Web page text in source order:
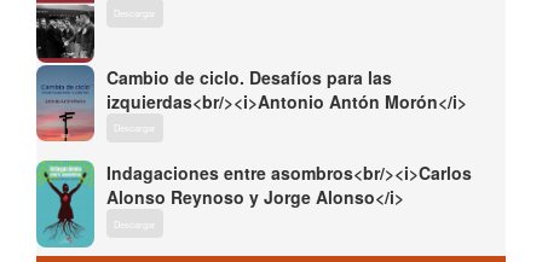
Descargar
Cambio de ciclo. Desafíos para las
izquierdas<br/><i>Antonio Antón Morón</i>
Descargar
Indagaciones entre asombros<br/><i>Carlos
Alonso Reynoso y Jorge Alonso</i>
Descargar